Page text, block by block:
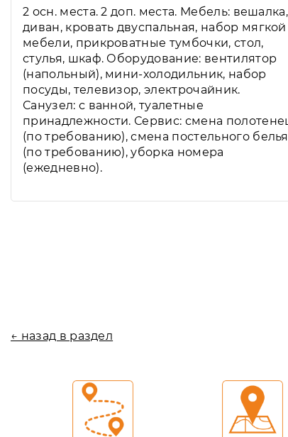
2 осн. места. 2 доп. места. Мебель: вешалка,
диван, кровать двуспальная, набор мягкой
мебели, прикроватные тумбочки, стол,
стулья, шкаф. Оборудование: вентилятор
(напольный), мини-холодильник, набор
посуды, телевизор, электрочайник.
Санузел: с ванной, туалетные
принадлежности. Сервис: смена
(по требованию), смена постельного белья
(по требованию), уборка номера
(ежедневно).
← назад в раздел